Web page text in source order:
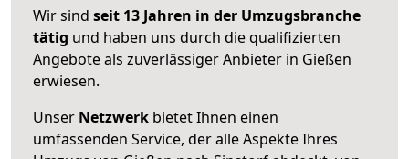
Wir sind seit 13 Jahren in der Umzugsbranche
tätig und haben uns durch die qualifizierten
Angebote als zuverlässiger Anbieter in Gießen
erwiesen.
Unser Netzwerk bietet Ihnen einen
umfassenden Service, der alle Aspekte Ihres